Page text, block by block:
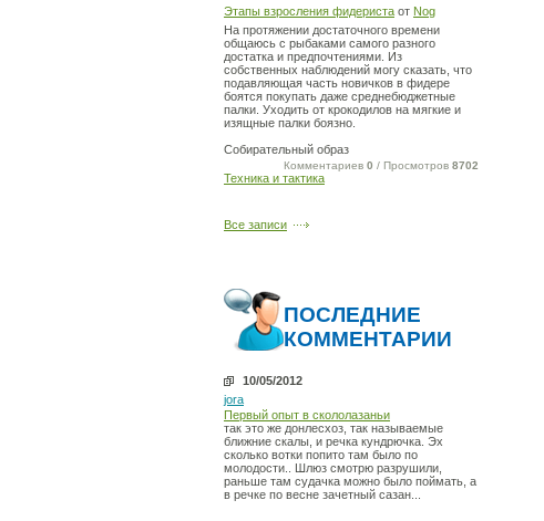
Этапы взросления фидериста от Nog
На протяжении достаточного времени
общаюсь с рыбаками самого разного
достатка и предпочтениями. Из
собственных наблюдений могу сказать, что
подавляющая часть новичков в фидере
боятся покупать даже среднебюджетные
палки. Уходить от крокодилов на мягкие и
изящные палки боязно.
Собирательный образ
Комментариев 0 / Просмотров 8702
Техника и тактика
Все записи
ПОСЛЕДНИЕ
КОММЕНТАРИИ
10/05/2012
jora
Первый опыт в скололазаньи
так это же донлесхоз, так называемые
ближние скалы, и речка кундрючка. Эх
сколько вотки попито там было по
молодости.. Шлюз смотрю разрушили,
раньше там судачка можно было поймать, а
в речке по весне зачетный сазан...